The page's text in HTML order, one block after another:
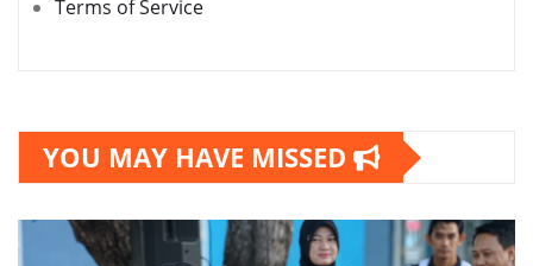
Terms of Service
YOU MAY HAVE MISSED